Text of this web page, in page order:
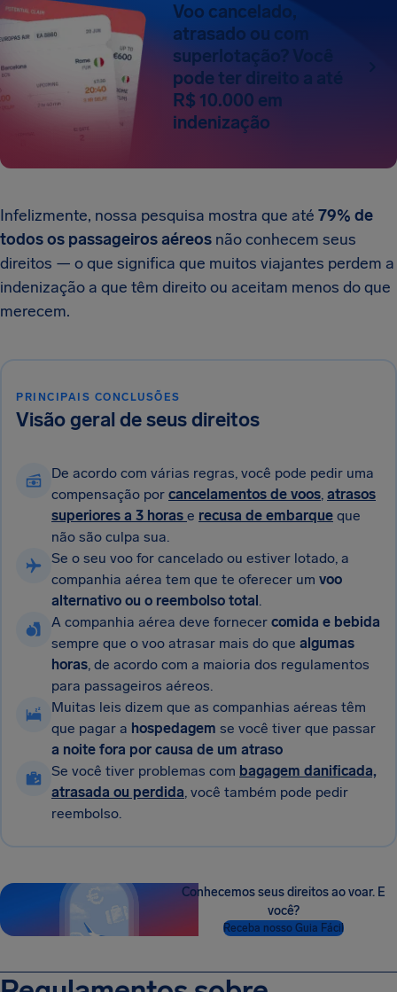
Voo cancelado,
atrasado ou com
superlotação? Você
pode ter direito a até
R$ 10.000 em
indenização
Infelizmente, nossa pesquisa mostra que até 79% de
todos os passageiros aéreos não conhecem seus
direitos — o que significa que muitos viajantes perdem a
indenização a que têm direito ou aceitam menos do que
merecem.
PRINCIPAIS CONCLUSÕES
Visão geral de seus direitos
De acordo com várias regras, você pode pedir uma
compensação por cancelamentos de voos, atrasos
superiores a 3 horas e recusa de embarque que
não são culpa sua.
Se o seu voo for cancelado ou estiver lotado, a
companhia aérea tem que te oferecer um voo
alternativo ou o reembolso total.
A companhia aérea deve fornecer comida e bebida
sempre que o voo atrasar mais do que algumas
horas, de acordo com a maioria dos regulamentos
para passageiros aéreos.
Muitas leis dizem que as companhias aéreas têm
que pagar a hospedagem se você tiver que passar
a noite fora por causa de um atraso
Se você tiver problemas com bagagem danificada,
atrasada ou perdida, você também pode pedir
reembolso.
Conhecemos seus direitos ao voar. E
você?
Receba nosso Guia Fácil